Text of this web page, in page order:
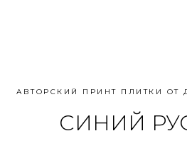
АВТОРСКИЙ ПРИНТ ПЛИТКИ ОТ
СИНИЙ